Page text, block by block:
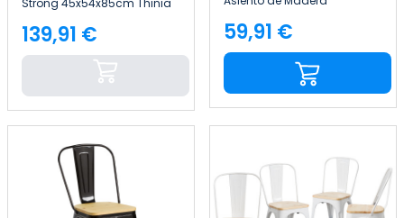
Strong 45x54x85cm Thinia
Home
Precio
139,91 € Precio
59,91 €